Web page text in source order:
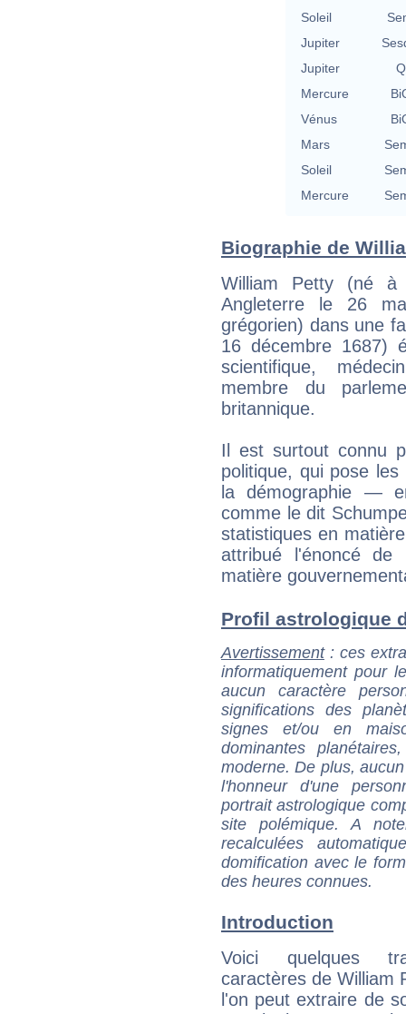
Soleil
Jupiter
Jupiter
Mercure
Vénus
Mars
Soleil
Mercure
Biographie de
William Petty (né à
Angleterre le 26
grégorien) dans une
16 décembre 1687)
scientifique,
membre du
britannique.
Il est surtout connu
politique, qui pose
la démographie —
comme le dit
statistiques en
attribué l'énoncé de
matière
Profil astrologique
Avertissement: ces
informatiquement pour
aucun caractère
significations des
signes et/ou en
dominantes
moderne. De plus,
l'honneur d'une
portrait astrologique
site polémique. A
recalculées
domification avec le
des heures connues.
Introduction
Voici quelques
caractères de William
l'on peut extraire de